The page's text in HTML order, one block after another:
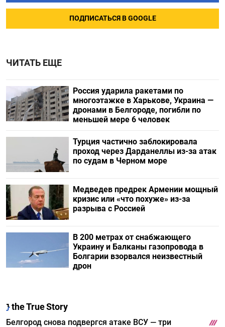
ПОДПИСАТЬСЯ В GOOGLE
ЧИТАТЬ ЕЩЕ
Россия ударила ракетами по
многоэтажке в Харькове, Украина —
дронами в Белгороде, погибли по
меньшей мере 6 человек
Турция частично заблокировала
проход через Дарданеллы из-за атак
по судам в Черном море
Медведев предрек Армении мощный
кризис или «что похуже» из-за
разрыва с Россией
В 200 метрах от снабжающего
Украину и Балканы газопровода в
Болгарии взорвался неизвестный
дрон